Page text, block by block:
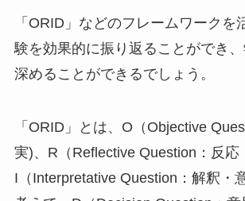
「ORID」などのフレームワークを
験を効果的に振り返ることができ
深めることができるでしょう。
「ORID」とは、O（Objective
実)、R（Reflective Question：反応
I（Interpretative Question：解釈・